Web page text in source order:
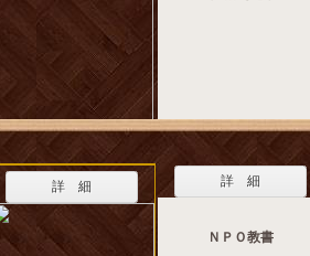
詳 細 詳 細
ＮＰＯ教書